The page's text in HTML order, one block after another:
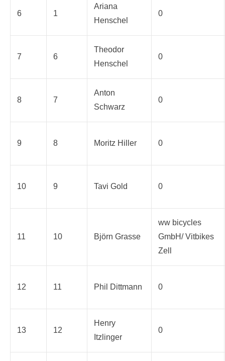
6 1
Ariana
Henschel
0
7 6
Theodor
Henschel
0
8 7
Anton
Schwarz
0
9 8 Moritz Hiller 0
10 9 Tavi Gold 0
11 10 Björn Grasse
ww bicycles
GmbH/ Vitbikes
Zell
12 11 Phil Dittmann 0
13 12
Henry
Itzlinger
0